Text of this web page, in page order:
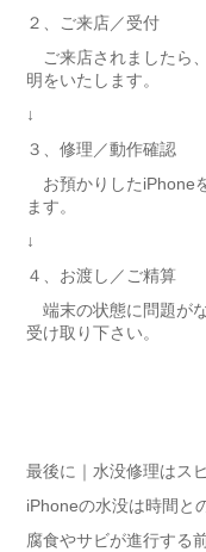
２、ご来店／受付
ご来店されましたら
明をいたします。
↓
３、修理／動作確認
お預かりしたiPhone
ます。
↓
４、お渡し／ご精算
端末の状態に問題が
受け取り下さい。
最後に｜水没修理はス
iPhoneの水没は時間と
腐食やサビが進行する